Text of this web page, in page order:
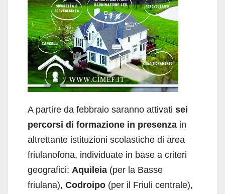
A partire da febbraio saranno attivati sei
percorsi di formazione in presenza in
altrettante istituzioni scolastiche di area
friulanofona, individuate in base a criteri
geografici: Aquileia (per la Basse
friulana), Codroipo (per il Friuli centrale),